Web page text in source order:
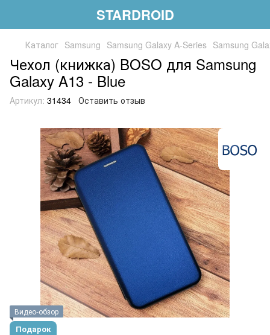
STARDROID
Каталог Samsung Samsung Galaxy A-Series Samsung
Чехол (книжка) BOSO для Samsung
Galaxy A13 - Blue
Артикул: 31434 Оставить отзыв
Видео-обзор
Подарок